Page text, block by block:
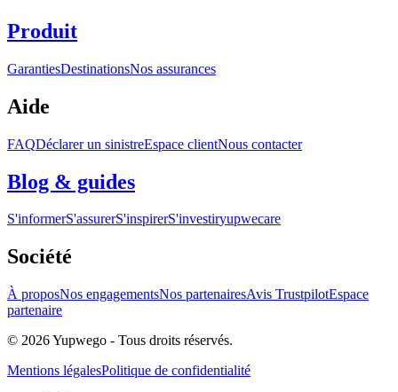
Produit
GarantiesDestinationsNos assurances
Aide
FAQDéclarer un sinistreEspace clientNous contacter
Blog & guides
S'informerS'assurerS'inspirerS'investiryupwecare
Société
À proposNos engagementsNos partenairesAvis TrustpilotEspace
partenaire
© 2026 Yupwego - Tous droits réservés.
Mentions légalesPolitique de confidentialité